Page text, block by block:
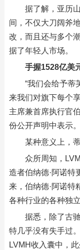
据了解，亚历
间，不仅大刀阔斧
改，而且还与多个
据了年轻人市场。
手握1528亿美
“我们会给予蒂
来我们对旗下每个
主席兼首席执行官
份公开声明中表示。
某种意义上，
众所周知，
造者伯纳德·阿诺特
来，伯纳德·阿诺特
各种行业的各种独
据悉，除了古
特几乎没有失手过
LVMH收入囊中，